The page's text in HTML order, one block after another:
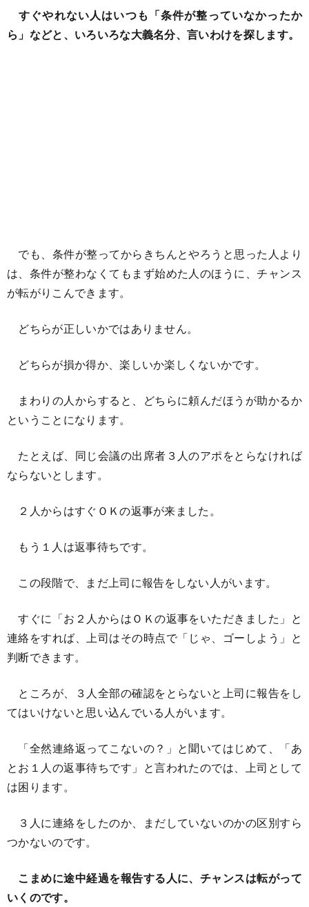
すぐやれない人はいつも「条件が整っていなかったか
ら」などと、いろいろな大義名分、言いわけを探します。
でも、条件が整ってからきちんとやろうと思った人より
は、条件が整わなくてもまず始めた人のほうに、チャンス
が転がりこんできます。
どちらが正しいかではありません。
どちらが損か得か、楽しいか楽しくないかです。
まわりの人からすると、どちらに頼んだほうが助かるか
ということになります。
たとえば、同じ会議の出席者３人のアポをとらなければ
ならないとします。
２人からはすぐＯＫの返事が来ました。
もう１人は返事待ちです。
この段階で、まだ上司に報告をしない人がいます。
すぐに「お２人からはＯＫの返事をいただきました」と
連絡をすれば、上司はその時点で「じゃ、ゴーしよう」と
判断できます。
ところが、３人全部の確認をとらないと上司に報告をし
てはいけないと思い込んでいる人がいます。
「全然連絡返ってこないの？」と聞いてはじめて、「あ
とお１人の返事待ちです」と言われたのでは、上司として
は困ります。
３人に連絡をしたのか、まだしていないのかの区別すら
つかないのです。
こまめに途中経過を報告する人に、チャンスは転がって
いくのです。